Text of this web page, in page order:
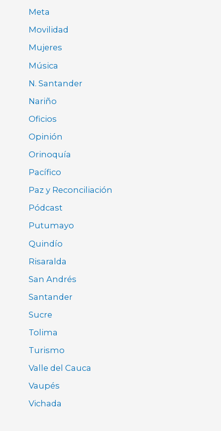
Meta
Movilidad
Mujeres
Música
N. Santander
Nariño
Oficios
Opinión
Orinoquía
Pacífico
Paz y Reconciliación
Pódcast
Putumayo
Quindío
Risaralda
San Andrés
Santander
Sucre
Tolima
Turismo
Valle del Cauca
Vaupés
Vichada